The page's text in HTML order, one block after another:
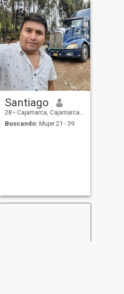
Santiago
28 • Cajamarca, Cajamarca, Perú
Buscando: Mujer 21 - 39